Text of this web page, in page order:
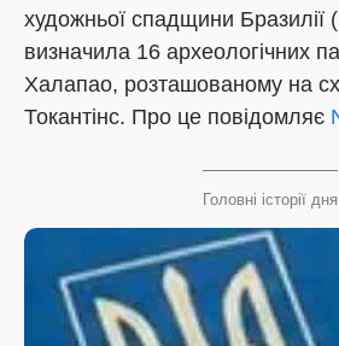
художньої спадщини Бразилії
визначила 16 археологічних
Халапао, розташованому на
Токантінс. Про це повідомляє
Головні історії дня